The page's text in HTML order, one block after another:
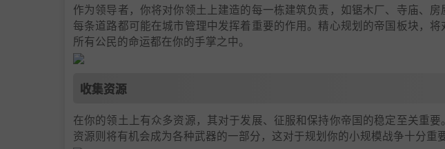
作为领导者，你将对你领土上建造的每一栋建筑负责，如锯木厂、寺庙、
每条道路都可能在城市管理中发挥着重要的作用。精心规划的帝国板块，将
所有公民的命运都在你的手掌之中。
收集资源
在你的领土上有众多资源，其对于发展、征服和保持你帝国的稳定至关重
资源则将有机会成为各种武器的一部分，这对于规划你的小规模战争十分重要